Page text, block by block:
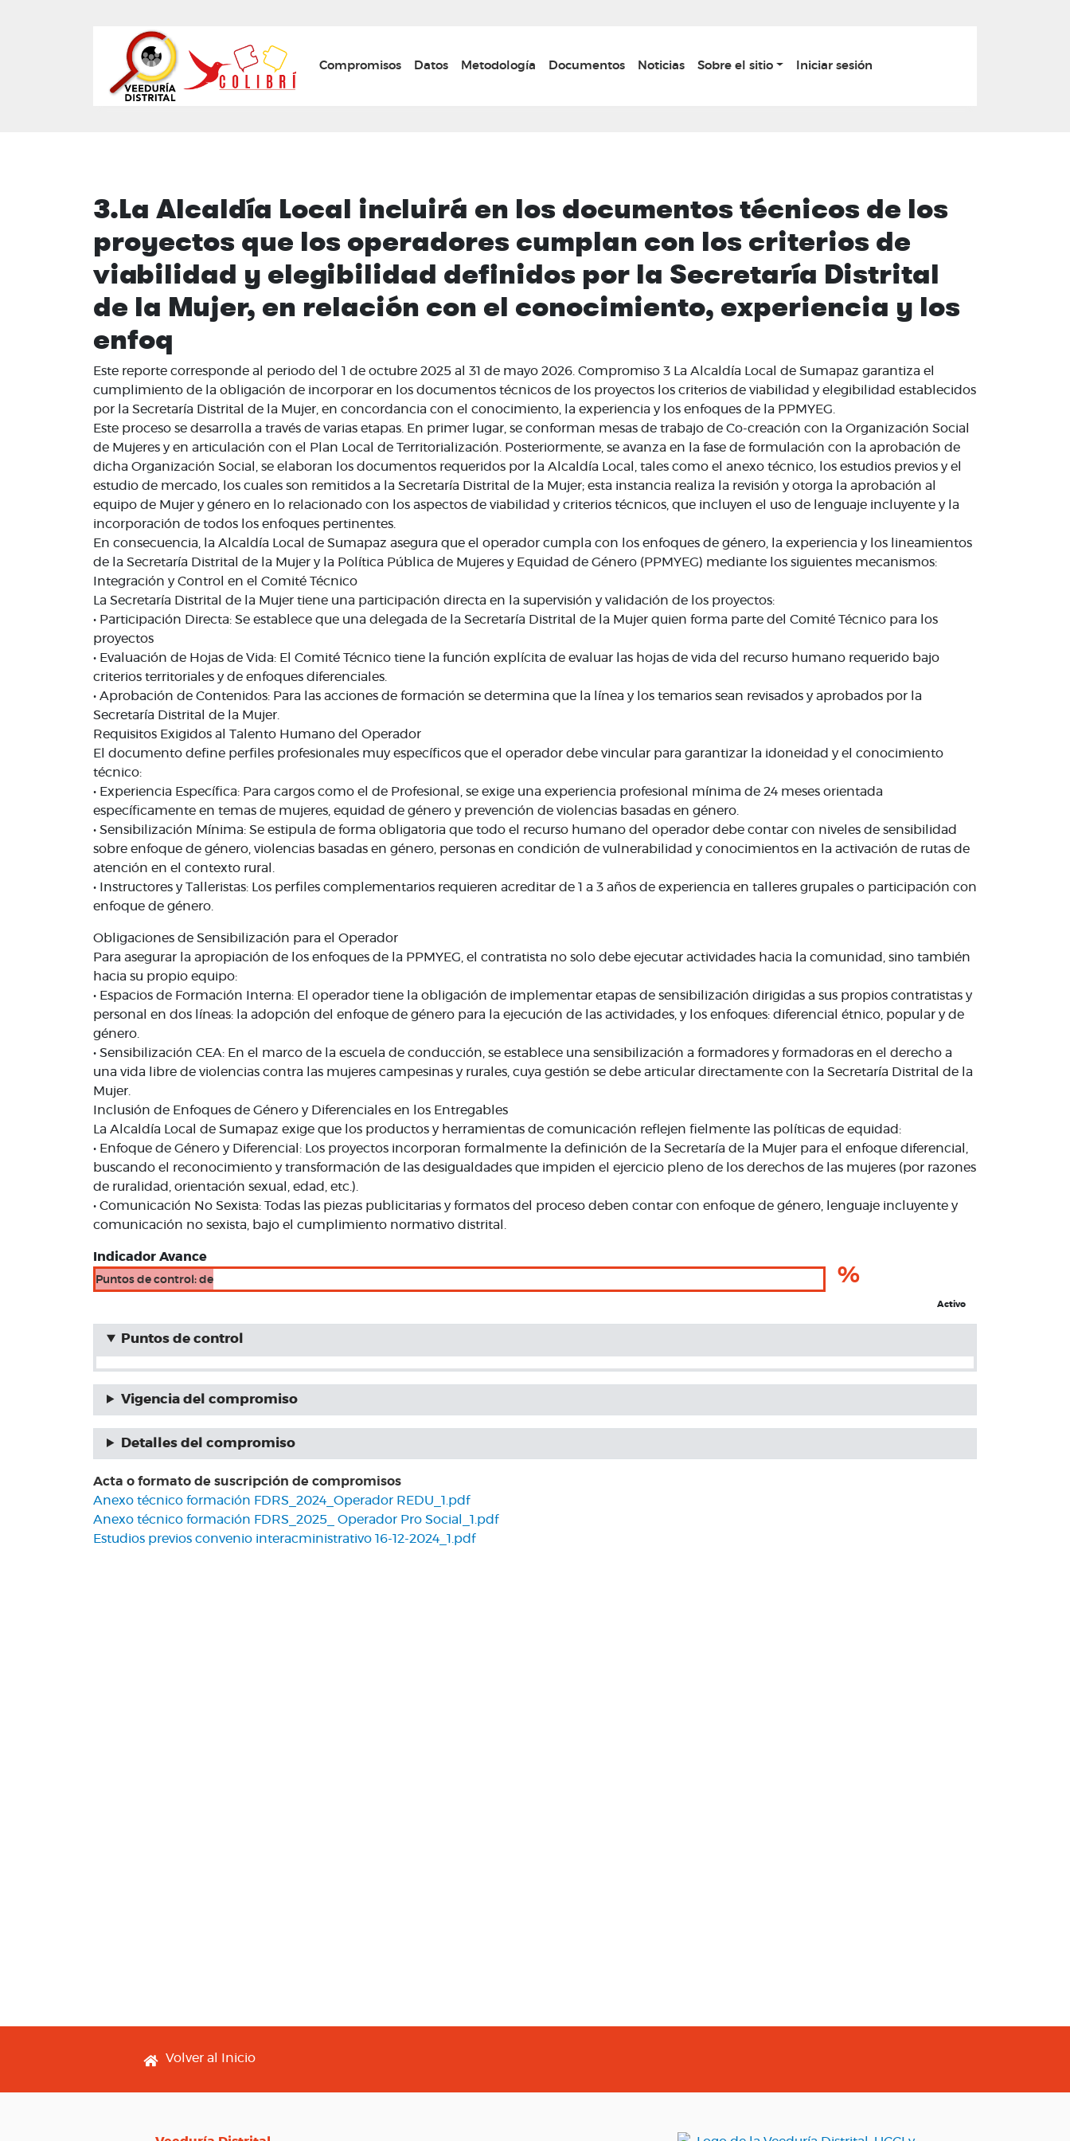
principal
Main navigation
Compromisos Datos Metodología Documentos Noticias Sobre el sitio Iniciar sesión
3.La Alcaldía Local incluirá en los documentos técnicos de los
proyectos que los operadores cumplan con los criterios de
viabilidad y elegibilidad definidos por la Secretaría Distrital
de la Mujer, en relación con el conocimiento, experiencia y los
enfoq
Este reporte corresponde al periodo del 1 de octubre 2025 al 31 de mayo 2026. Compromiso 3 La Alcaldía Local de Sumapaz garantiza el
cumplimiento de la obligación de incorporar en los documentos técnicos de los proyectos los criterios de viabilidad y elegibilidad establecidos
por la Secretaría Distrital de la Mujer, en concordancia con el conocimiento, la experiencia y los enfoques de la PPMYEG.
Este proceso se desarrolla a través de varias etapas. En primer lugar, se conforman mesas de trabajo de Co-creación con la Organización Social
de Mujeres y en articulación con el Plan Local de Territorialización. Posteriormente, se avanza en la fase de formulación con la aprobación de
dicha Organización Social, se elaboran los documentos requeridos por la Alcaldía Local, tales como el anexo técnico, los estudios previos y el
estudio de mercado, los cuales son remitidos a la Secretaría Distrital de la Mujer; esta instancia realiza la revisión y otorga la aprobación al
equipo de Mujer y género en lo relacionado con los aspectos de viabilidad y criterios técnicos, que incluyen el uso de lenguaje incluyente y la
incorporación de todos los enfoques pertinentes.
En consecuencia, la Alcaldía Local de Sumapaz asegura que el operador cumpla con los enfoques de género, la experiencia y los lineamientos
de la Secretaría Distrital de la Mujer y la Política Pública de Mujeres y Equidad de Género (PPMYEG) mediante los siguientes mecanismos:
Integración y Control en el Comité Técnico
La Secretaría Distrital de la Mujer tiene una participación directa en la supervisión y validación de los proyectos:
• Participación Directa: Se establece que una delegada de la Secretaría Distrital de la Mujer quien forma parte del Comité Técnico para los
proyectos
• Evaluación de Hojas de Vida: El Comité Técnico tiene la función explícita de evaluar las hojas de vida del recurso humano requerido bajo
criterios territoriales y de enfoques diferenciales.
• Aprobación de Contenidos: Para las acciones de formación se determina que la línea y los temarios sean revisados y aprobados por la
Secretaría Distrital de la Mujer.
Requisitos Exigidos al Talento Humano del Operador
El documento define perfiles profesionales muy específicos que el operador debe vincular para garantizar la idoneidad y el conocimiento
técnico:
• Experiencia Específica: Para cargos como el de Profesional, se exige una experiencia profesional mínima de 24 meses orientada
específicamente en temas de mujeres, equidad de género y prevención de violencias basadas en género.
• Sensibilización Mínima: Se estipula de forma obligatoria que todo el recurso humano del operador debe contar con niveles de sensibilidad
sobre enfoque de género, violencias basadas en género, personas en condición de vulnerabilidad y conocimientos en la activación de rutas de
atención en el contexto rural.
• Instructores y Talleristas: Los perfiles complementarios requieren acreditar de 1 a 3 años de experiencia en talleres grupales o participación con
enfoque de género.
Obligaciones de Sensibilización para el Operador
Para asegurar la apropiación de los enfoques de la PPMYEG, el contratista no solo debe ejecutar actividades hacia la comunidad, sino también
hacia su propio equipo:
• Espacios de Formación Interna: El operador tiene la obligación de implementar etapas de sensibilización dirigidas a sus propios contratistas y
personal en dos líneas: la adopción del enfoque de género para la ejecución de las actividades, y los enfoques: diferencial étnico, popular y de
género.
• Sensibilización CEA: En el marco de la escuela de conducción, se establece una sensibilización a formadores y formadoras en el derecho a
una vida libre de violencias contra las mujeres campesinas y rurales, cuya gestión se debe articular directamente con la Secretaría Distrital de la
Mujer.
Inclusión de Enfoques de Género y Diferenciales en los Entregables
La Alcaldía Local de Sumapaz exige que los productos y herramientas de comunicación reflejen fielmente las políticas de equidad:
• Enfoque de Género y Diferencial: Los proyectos incorporan formalmente la definición de la Secretaría de la Mujer para el enfoque diferencial,
buscando el reconocimiento y transformación de las desigualdades que impiden el ejercicio pleno de los derechos de las mujeres (por razones
de ruralidad, orientación sexual, edad, etc.).
• Comunicación No Sexista: Todas las piezas publicitarias y formatos del proceso deben contar con enfoque de género, lenguaje incluyente y
comunicación no sexista, bajo el cumplimiento normativo distrital.
Indicador Avance
Puntos de control: de %
Activo
Puntos de control
Vigencia del compromiso
Detalles del compromiso
Acta o formato de suscripción de compromisos
Anexo técnico formación FDRS_2024_Operador REDU_1.pdf
Anexo técnico formación FDRS_2025_ Operador Pro Social_1.pdf
Estudios previos convenio interacministrativo 16-12-2024_1.pdf
Footer menu
Volver al Inicio